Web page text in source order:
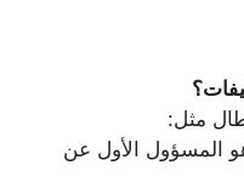
مثل:
المسؤول الأول عن